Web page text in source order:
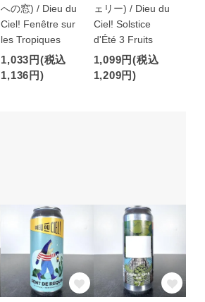
への窓) / Dieu du
Ciel! Fenêtre sur
les Tropiques
1,033円(税込
1,136円)
ェリー) / Dieu du
Ciel! Solstice
d'Été 3 Fruits
1,099円(税込
1,209円)